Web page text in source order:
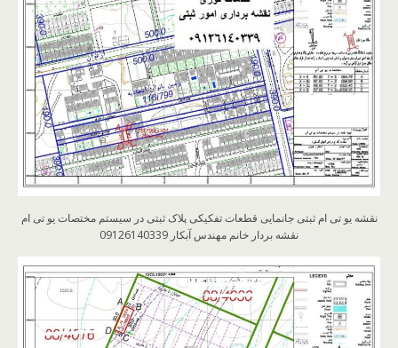
نقشه یو تی ام ثبتی جانمایی قطعات تفکیکی پلاک ثبتی در سیستم مختصات یو تی ام
نقشه بردار خانم مهندس آبکار 09126140339